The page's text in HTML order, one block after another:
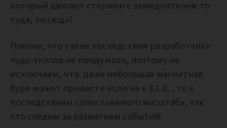
который двигает стержни с замедлителем то
туда, то сюда?
Похоже, что такие последствия разработчики
чудо-уколов не продумали, поэтому не
исключаем, что даже небольшая магнитная
буря может привести если не к E.L.E. , то к
последствиям сопоставимого масштаба, так
что следим за развитием событий.